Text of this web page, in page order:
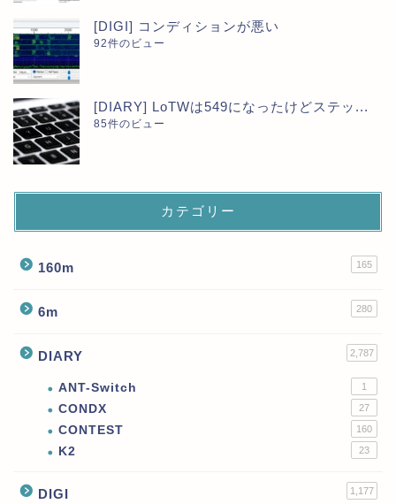
[DIGI] コンディションが悪い
92件のビュー
[DIARY] LoTWは549になったけどステッ...
85件のビュー
カテゴリー
160m 165
6m 280
DIARY 2,787
ANT-Switch 1
CONDX 27
CONTEST 160
K2 23
DIGI 1,177